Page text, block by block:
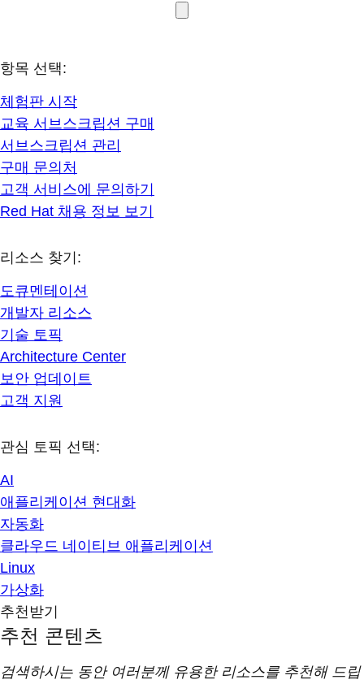
항목 선택:
체험판 시작
교육 서브스크립션 구매
서브스크립션 관리
구매 문의처
고객 서비스에 문의하기
Red Hat 채용 정보 보기
리소스 찾기:
도큐멘테이션
개발자 리소스
기술 토픽
Architecture Center
보안 업데이트
고객 지원
관심 토픽 선택:
AI
애플리케이션 현대화
자동화
클라우드 네이티브 애플리케이션
Linux
가상화
추천받기
추천 콘텐츠
검색하시는 동안 여러분께 유용한 리소스를 추천해 드립